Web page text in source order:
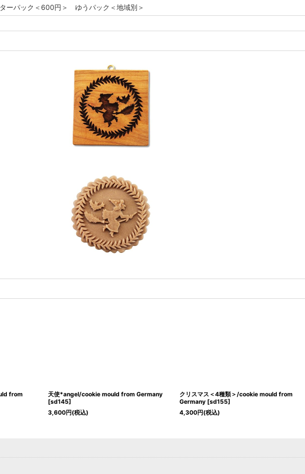
ーパック＜600円＞ ゆうパック＜地域別＞
from
天使*angel/cookie mould from Germany
[sd145]
3,600円(税込)
クリスマス＜4種類＞/cookie mould from
Germany [sd155]
4,300円(税込)